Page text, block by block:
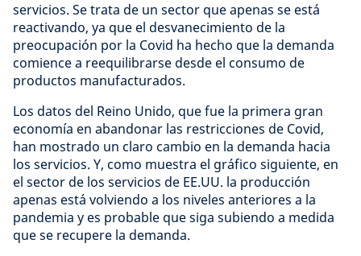
servicios. Se trata de un sector que apenas se está
reactivando, ya que el desvanecimiento de la
preocupación por la Covid ha hecho que la demanda
comience a reequilibrarse desde el consumo de
productos manufacturados.
Los datos del Reino Unido, que fue la primera gran
economía en abandonar las restricciones de Covid,
han mostrado un claro cambio en la demanda hacia
los servicios. Y, como muestra el gráfico siguiente, en
el sector de los servicios de EE.UU. la producción
apenas está volviendo a los niveles anteriores a la
pandemia y es probable que siga subiendo a medida
que se recupere la demanda.